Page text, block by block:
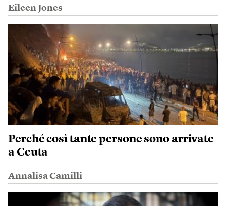
Eileen Jones
Perché così tante persone sono arrivate
a Ceuta
Annalisa Camilli